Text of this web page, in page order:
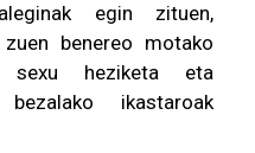
egin zituen,
benereo motako
sexu heziketa eta
ikastaroak